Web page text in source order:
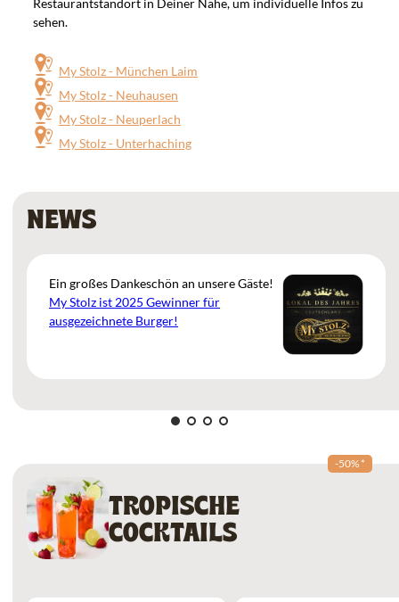
Restaurantstandort in Deiner Nähe, um individuelle Infos zu
sehen.
My Stolz - München Laim
My Stolz - Neuhausen
My Stolz - Neuperlach
My Stolz - Unterhaching
NEWS
Ein großes Dankeschön an unsere Gäste!
My Stolz ist 2025 Gewinner für
ausgezeichnete Burger!
-50% *
TROPISCHE
COCKTAILS